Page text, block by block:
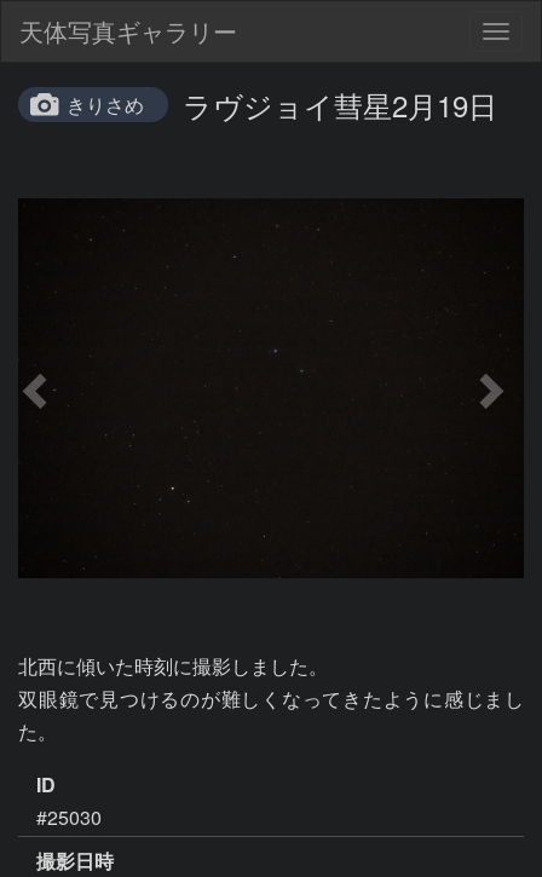
天体写真ギャラリー
きりさめ ラヴジョイ彗星2月19日
北西に傾いた時刻に撮影しました。
双眼鏡で見つけるのが難しくなってきたように感じまし
た。
ID
#25030
撮影日時